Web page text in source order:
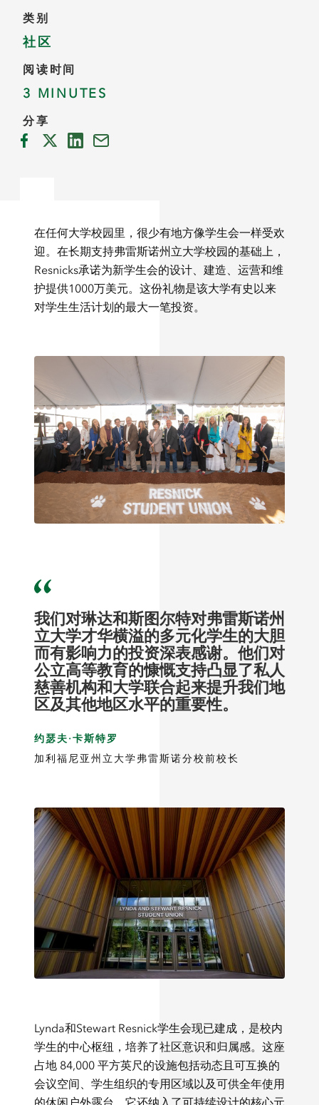
类别
社区
阅读时间
3 MINUTES
分享
在任何大学校园里，很少有地方像学生会一样受欢
迎。在长期支持弗雷斯诺州立大学校园的基础上，
Resnicks承诺为新学生会的设计、建造、运营和维
护提供1000万美元。这份礼物是该大学有史以来
对学生生活计划的最大一笔投资。
我们对琳达和斯图尔特对弗雷斯诺州
立大学才华横溢的多元化学生的大胆
而有影响力的投资深表感谢。他们对
公立高等教育的慷慨支持凸显了私人
慈善机构和大学联合起来提升我们地
区及其他地区水平的重要性。
约瑟夫·卡斯特罗
加利福尼亚州立大学弗雷斯诺分校前校长
Lynda和Stewart Resnick学生会现已建成，是校内
学生的中心枢纽，培养了社区意识和归属感。这座
占地 84,000 平方英尺的设施包括动态且可互换的
会议空间、学生组织的专用区域以及可供全年使用